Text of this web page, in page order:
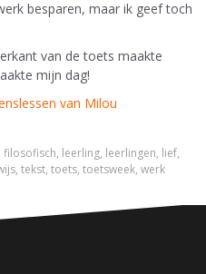
besparen, maar ik geef toch
van de toets maakte
mijn dag!
van Milou
filosofisch, leerling, leerlingen, lief,
, tekst, toets, toetsweek, werk